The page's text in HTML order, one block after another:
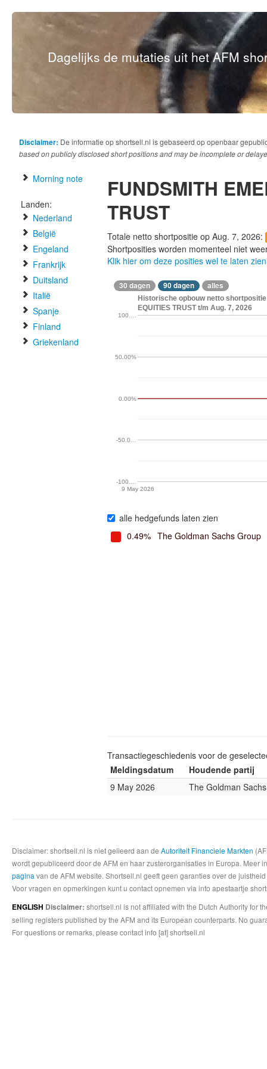
Dagelijks de mutaties uit het AFM
Disclaimer: De informatie op shortsell.nl is gebaseerd op openbaar
based on publicly disclosed short positions and may be incomplete or
Morning note
Landen:
Nederland
België
Engeland
Frankrijk
Duitsland
Italië
Spanje
Finland
Griekenland
FUNDSMITH
TRUST
Totale netto shortpositie op Aug. 7, 2026:
Shortposities worden momenteel niet
Klik hier om deze posities wel te laten zien
30 dagen 90 dagen alles
Historische opbouw netto shortpositie
EQUITIES TRUST t/m Aug. 7, 2026
9 May 2026
-100.…
-50.0…
0.00%
50.00%
100.…
alle hedgefunds laten zien
0.49% The Goldman Sachs Group
Transactiegeschiedenis voor de
Meldingsdatum
Houdende partij
9 May 2026
The Goldman
Disclaimer: shortsell.nl is niet gelieerd aan de Autoriteit Financiele Markten
wordt gepubliceerd door de AFM en haar zusterorganisaties in Europa.
pagina van de AFM website. Shortsell.nl geeft geen garanties over de
Voor vragen en opmerkingen kunt u contact opnemen via info apestaartje
ENGLISH Disclaimer: shortsell.nl is not affiliated with the Dutch Authority for
selling registers published by the AFM and its European counterparts. No
For questions or remarks, please contact info [at] shortsell.nl